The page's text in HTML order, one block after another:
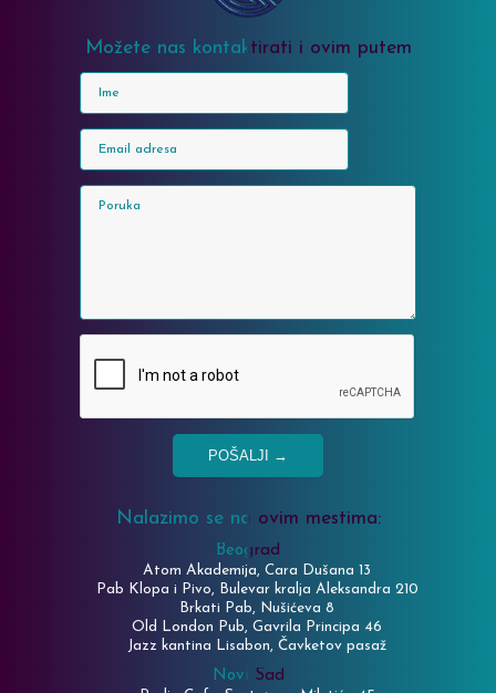
Možete nas kontaktirati i ovim putem
POŠALJI →
Nalazimo se na ovim mestima:
Beograd
Atom Akademija, Cara Dušana 13
Pab Klopa i Pivo, Bulevar kralja Aleksandra 210
Brkati Pab, Nušićeva 8
Old London Pub, Gavrila Principa 46
Jazz kantina Lisabon, Čavketov pasaž
Novi Sad